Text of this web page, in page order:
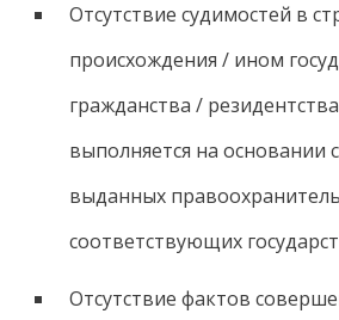
Отсутствие судимостей в
происхождения / ином
гражданства /
выполняется на основании
выданных
соответствующих
Отсутствие фактов